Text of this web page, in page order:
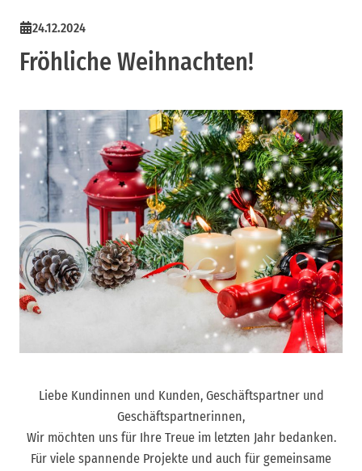
24.12.2024
Fröhliche Weihnachten!
Liebe Kundinnen und Kunden, Geschäftspartner und
Geschäftspartnerinnen,
Wir möchten uns für Ihre Treue im letzten Jahr bedanken.
Für viele spannende Projekte und auch für gemeinsame